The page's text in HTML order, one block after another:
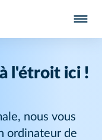
l'étroit ici !
nous vous
ordinateur de